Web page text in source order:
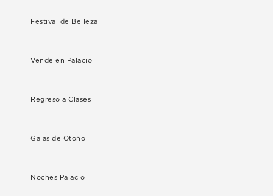
Festival de Belleza
Vende en Palacio
Regreso a Clases
Galas de Otoño
Noches Palacio